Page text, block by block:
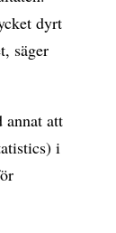
dyrt
säger
annat att
i